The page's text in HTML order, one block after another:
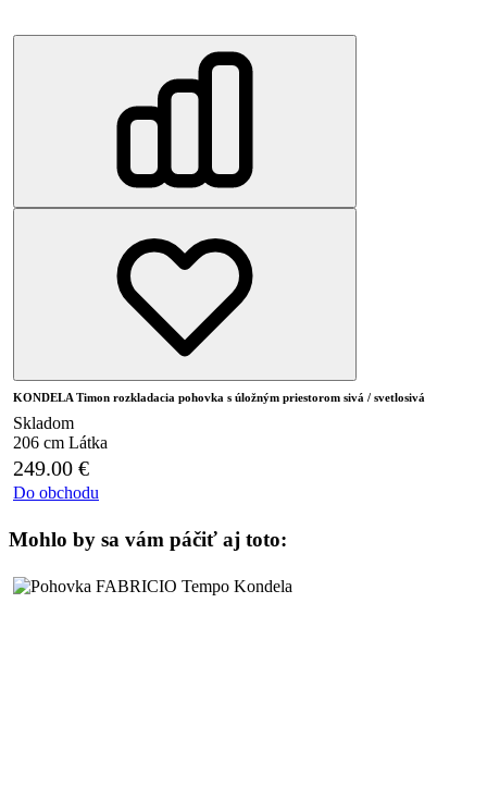
KONDELA Timon rozkladacia pohovka s úložným priestorom sivá / svetlosivá
Skladom
206 cm Látka
249.00 €
Do obchodu
Mohlo by sa vám páčiť aj toto: